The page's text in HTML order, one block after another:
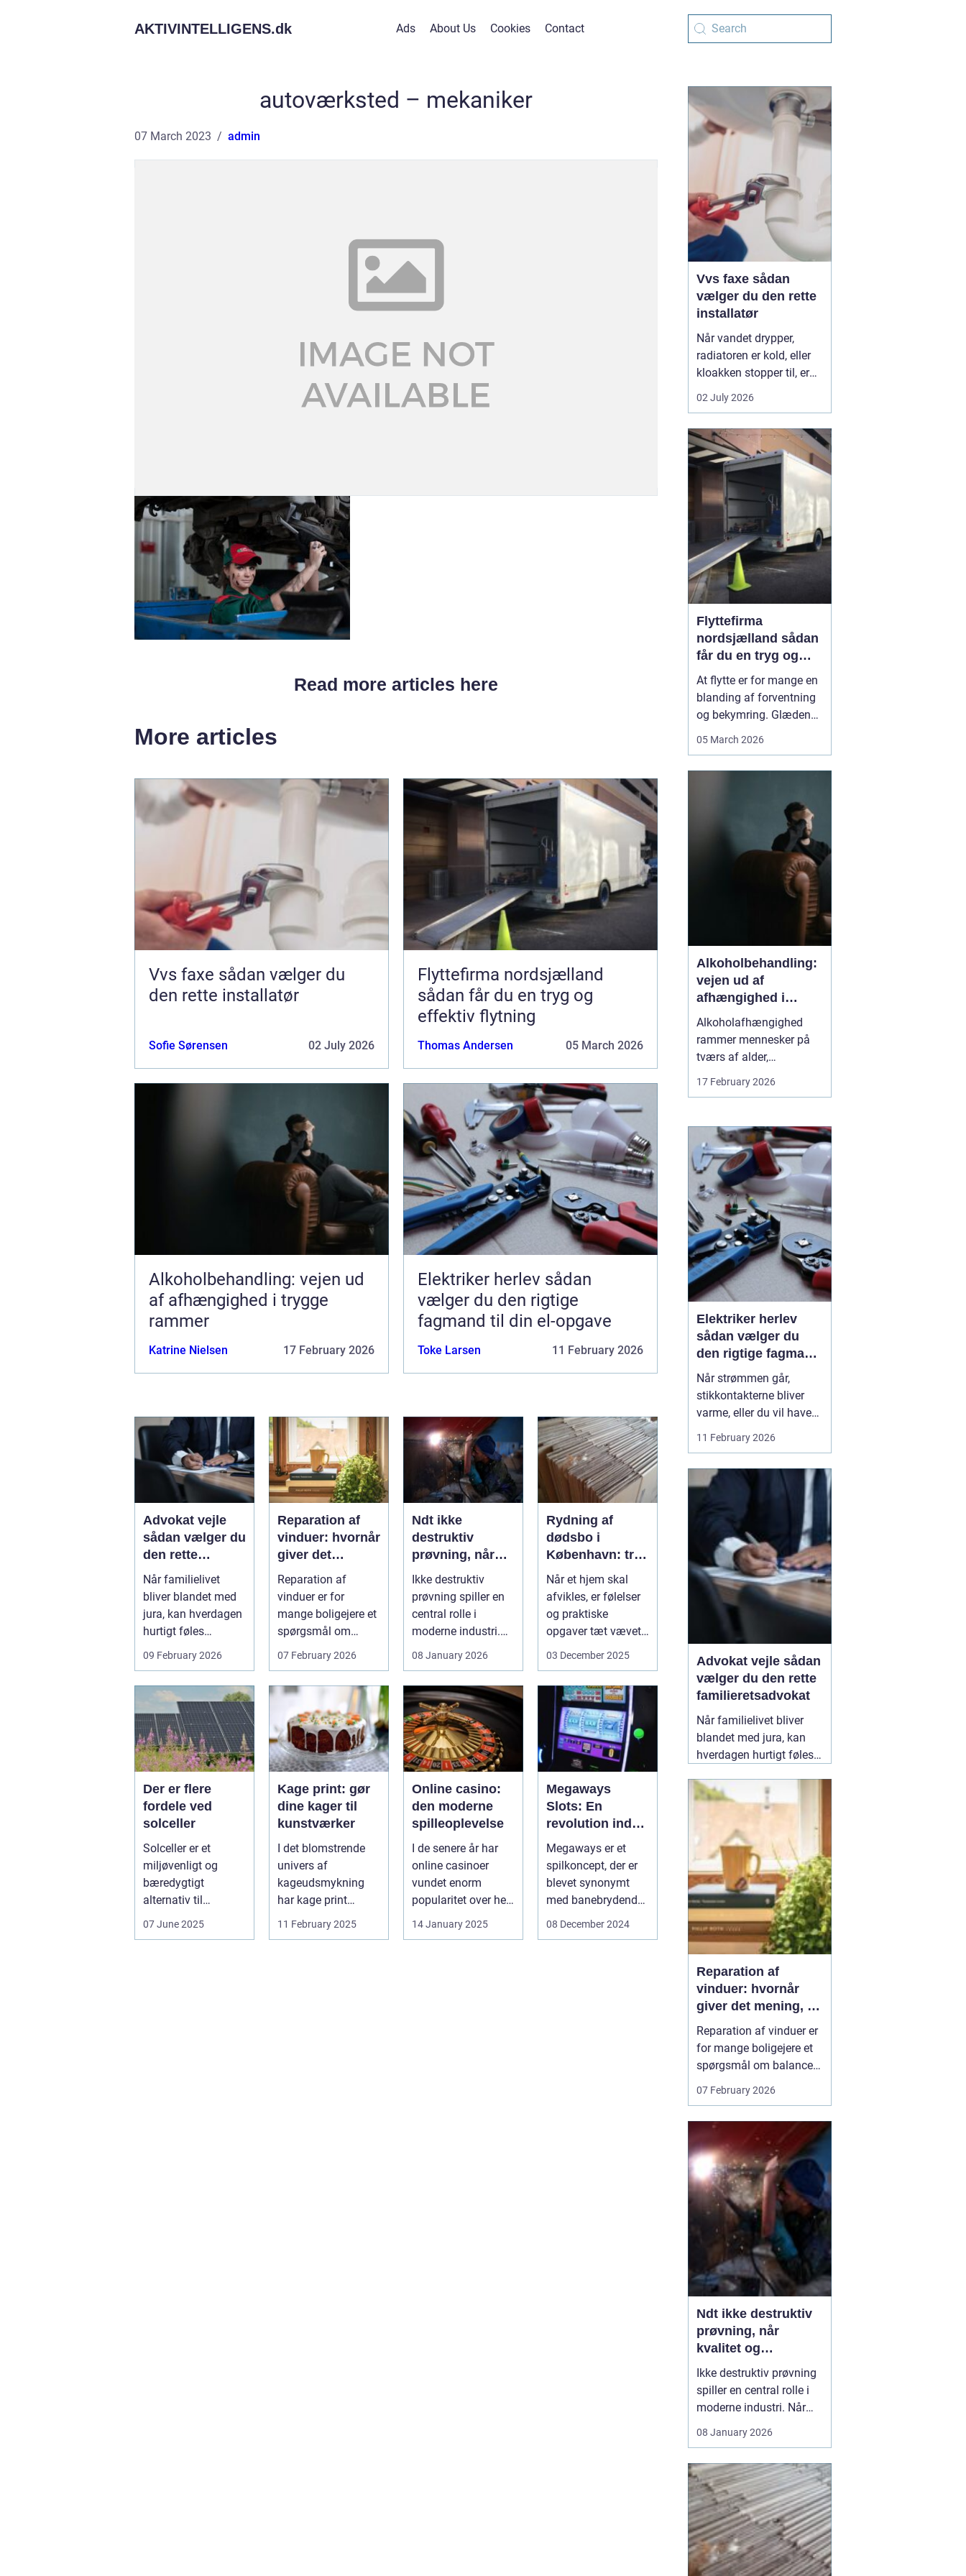
AKTIVINTELLIGENS.dk Ads About Us Cookies Contact
autoværksted – mekaniker
07 March 2023 admin
Read more articles here
More articles
Vvs faxe sådan vælger du
den rette installatør
Sofie Sørensen 02 July 2026
Flyttefirma nordsjælland
sådan får du en tryg og
effektiv flytning
Thomas Andersen 05 March 2026
Alkoholbehandling: vejen ud
af afhængighed i trygge
rammer
Katrine Nielsen 17 February 2026
Elektriker herlev sådan
vælger du den rigtige
fagmand til din el-opgave
Toke Larsen 11 February 2026
Advokat vejle
sådan vælger du
den rette
familieretsadvok
at
Når familielivet
bliver blandet med
jura, kan hverdagen
hurtigt føles
uoverskuelig.
Uenighed om børn...
09 February 2026
Reparation af
vinduer: hvornår
giver det
mening, og hvad
skal du vælge?
Reparation af
vinduer er for
mange boligejere et
spørgsmål om
balance. På den
07 February 2026
Ndt ikke
destruktiv
prøvning, når
kvalitet og
sikkerhed er
afgørende
Ikke destruktiv
prøvning spiller en
central rolle i
moderne industri.
trykbærende u...
08 January 2026
Rydning af
dødsbo i
København: tryg
proces og
respekt for boet
Når et hjem skal
afvikles, er følelser
og praktiske
opgaver tæt vævet
samme...
03 December 2025
Der er flere
fordele ved
solceller
Solceller er et
miljøvenligt og
bæredygtigt
alternativ til
07 June 2025
Kage print: gør
dine kager til
kunstværker
I det blomstrende
univers af
kageudsmykning
har kage print
revolutioneret
måden, hvorpå ...
11 February 2025
Online casino:
den moderne
spilleoplevelse
I de senere år har
online casinoer
vundet enorm
popularitet over hele
teknolog...
14 January 2025
Megaways
Slots: En
revolution inden
for online
spilleautomater
Megaways er et
spilkoncept, der er
blevet synonymt
med banebrydende
innovation inden for
08 December 2024
Vvs faxe sådan
vælger du den rette
installatør
Når vandet drypper,
radiatoren er kold, eller
kloakken stopper til, er
en dygtig VVS-installatør
ikke bare rar at have det
Faxe-området findes der
flere firmaer, der kan
hjælpe, men kvalitet,
responstid og rådgivning
varierer m...
02 July 2026
Flyttefirma
nordsjælland sådan
får du en tryg og
effektiv flytning
At flytte er for mange en
blanding af forventning
og bekymring. Glæden
ved et nyt hjem bliver
logistik, der skal gå op.
Flyttefirma Nordsjæ...
05 March 2026
Alkoholbehandling:
vejen ud af
afhængighed i
trygge rammer
Alkoholafhængighed
rammer mennesker på
tværs af alder,
uddannelse og
baggrund. For mange
Et glas for at falde ned
efter arbejde, lidt ekstra i
weekenden, og pludselig
er alkoholen blevet en
nødve...
17 February 2026
Elektriker herlev
sådan vælger du
den rigtige fagmand
til din el-opgave
Når strømmen går,
stikkontakterne bliver
varme, eller du vil have
ny belysning i hjemmet,
bliver valget af elektriker
Mange søger
efter en
hvordan vurd...
11 February 2026
Advokat vejle sådan
vælger du den rette
familieretsadvokat
Når familielivet bliver
blandet med jura, kan
hverdagen hurtigt føles
om børn, ægteskab, arv
eller bolig handler
sjældent kun om
paragraffer, men også
om følelser, tryghed og
fremtid. I sådan en
situation kan en09
February 2026
Reparation af
vinduer: hvornår
giver det mening, og
hvad skal du
vælge?
Reparation af vinduer er
for mange boligejere et
spørgsmål om balance.
På den ene side vil du
gerne bevare husets
unødvendige udgifter. På
den anden side skal
vinduerne være tætte,
ene...
07 February 2026
Ndt ikke destruktiv
prøvning, når
kvalitet og
sikkerhed er
afgørende
Ikke destruktiv prøvning
spiller en central rolle i
moderne industri. Når
udstyr, tanke eller
kontrolleres, skal det ske
uden at ødelægge
emnet. Her kommerN...
08 January 2026